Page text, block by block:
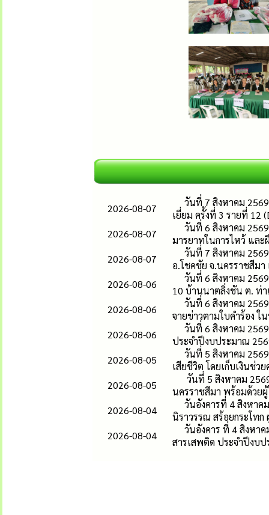
2026-08-07
วันที่ 7 สิงหาคม
เยี่ยม ครั้งที่ 3 รายที่ 12
2026-08-07
วันที่ 6 สิงหาคม
มารยาทในการไหว้ และ
2026-08-07
วันที่ 7 สิงหาคม
อ.โชคชัย จ.นครราชสีม
2026-08-06
วันที่ 6 สิงหาคม
10 บ้านนาตลิ่งชัน ต. ท่า
2026-08-06
วันที่ 6 สิงหาคม
จายข่าวตามใบคำร้อง
2026-08-06
วันที่ 6 สิงหาคม
ประจำปีงบประมาณ
2026-08-05
วันที่ 5 สิงหาคม
เสียชีวิต โดยเก็บเงินช่
2026-08-05
วันที่ 5 สิงหาคม
นครราชสีมา พร้อมด้ว
2026-08-04
วันอังคารที่ 4 สิงหา
นิราวรรณ สร้อยกระโท
2026-08-04
วันอังคาร ที่ 4 สิงหา
สารเสพติด ประจำปีงบ